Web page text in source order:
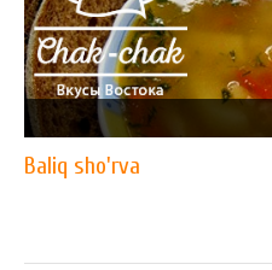
Baliq sho'rva